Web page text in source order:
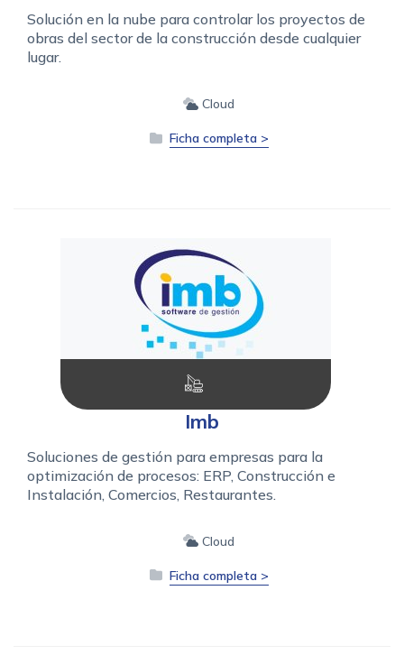
Solución en la nube para controlar los proyectos de
obras del sector de la construcción desde cualquier
lugar.
Cloud
Ficha completa >
Imb
Soluciones de gestión para empresas para la
optimización de procesos: ERP, Construcción e
Instalación, Comercios, Restaurantes.
Cloud
Ficha completa >